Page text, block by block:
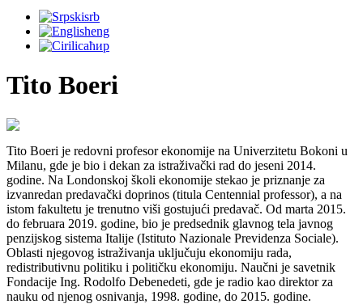
srb
eng
ћир
Tito Boeri
Tito Boeri je redovni profesor ekonomije na Univerzitetu Bokoni u
Milanu, gde je bio i dekan za istraživački rad do jeseni 2014.
godine. Na Londonskoj školi ekonomije stekao je priznanje za
izvanredan predavački doprinos (titula Centennial professor), a na
istom fakultetu je trenutno viši gostujući predavač. Od marta 2015.
do februara 2019. godine, bio je predsednik glavnog tela javnog
penzijskog sistema Italije (Istituto Nazionale Previdenza Sociale).
Oblasti njegovog istraživanja uključuju ekonomiju rada,
redistributivnu politiku i političku ekonomiju. Naučni je savetnik
Fondacije Ing. Rodolfo Debenedeti, gde je radio kao direktor za
nauku od njenog osnivanja, 1998. godine, do 2015. godine.